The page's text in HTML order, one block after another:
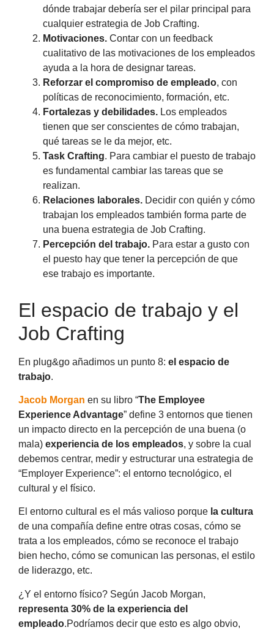
dónde trabajar debería ser el pilar principal para
cualquier estrategia de Job Crafting.
Motivaciones. Contar con un feedback
cualitativo de las motivaciones de los empleados
ayuda a la hora de designar tareas.
Reforzar el compromiso de empleado, con
políticas de reconocimiento, formación, etc.
Fortalezas y debilidades. Los empleados
tienen que ser conscientes de cómo trabajan,
qué tareas se le da mejor, etc.
Task Crafting. Para cambiar el puesto de trabajo
es fundamental cambiar las tareas que se
realizan.
Relaciones laborales. Decidir con quién y cómo
trabajan los empleados también forma parte de
una buena estrategia de Job Crafting.
Percepción del trabajo. Para estar a gusto con
el puesto hay que tener la percepción de que
ese trabajo es importante.
El espacio de trabajo y el
Job Crafting
En plug&go añadimos un punto 8: el espacio de
trabajo.
Jacob Morgan en su libro “The Employee
Experience Advantage” define 3 entornos que tienen
un impacto directo en la percepción de una buena (o
mala) experiencia de los empleados, y sobre la cual
debemos centrar, medir y estructurar una estrategia de
“Employer Experience”: el entorno tecnológico, el
cultural y el físico.
El entorno cultural es el más valioso porque la cultura
de una compañía define entre otras cosas, cómo se
trata a los empleados, cómo se reconoce el trabajo
bien hecho, cómo se comunican las personas, el estilo
de liderazgo, etc.
¿Y el entorno físico? Según Jacob Morgan,
representa 30% de la experiencia del
empleado.Podríamos decir que esto es algo obvio,